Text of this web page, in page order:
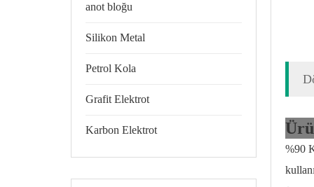
anot bloğu
Silikon Metal
Petrol Kola
Grafit Elektrot
Karbon Elektrot
%90